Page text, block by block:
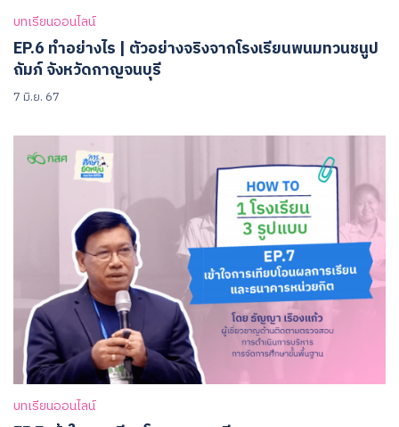
บทเรียนออนไลน์
EP.6 ทำอย่างไร | ตัวอย่างจริงจากโรงเรียนพนมทวนชนูป
ถัมภ์ จังหวัดกาญจนบุรี
7 มิ.ย. 67
บทเรียนออนไลน์